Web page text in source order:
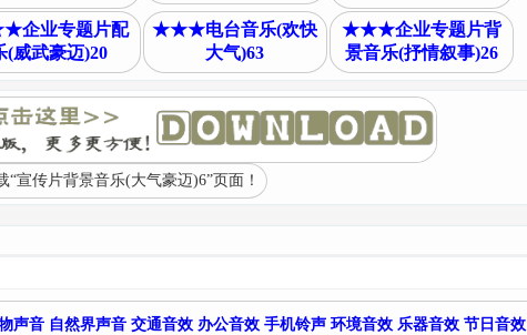
企业专题片配
(威武豪迈)20
★★★电台音乐(欢快
大气)63
★★★企业专题片背
景音乐(抒情叙事)26
宣传片背景音乐(大气豪迈)6”页面！
声音 自然界声音 交通音效 办公音效 手机铃声 环境音效 乐器音效 节日音效